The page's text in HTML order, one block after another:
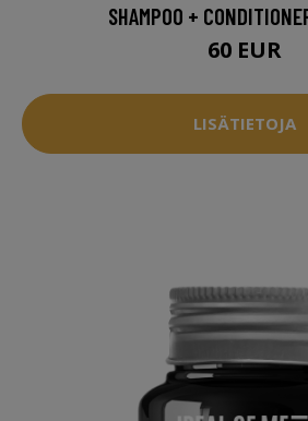
SHAMPOO +
60 EUR
LISÄTIETOJA